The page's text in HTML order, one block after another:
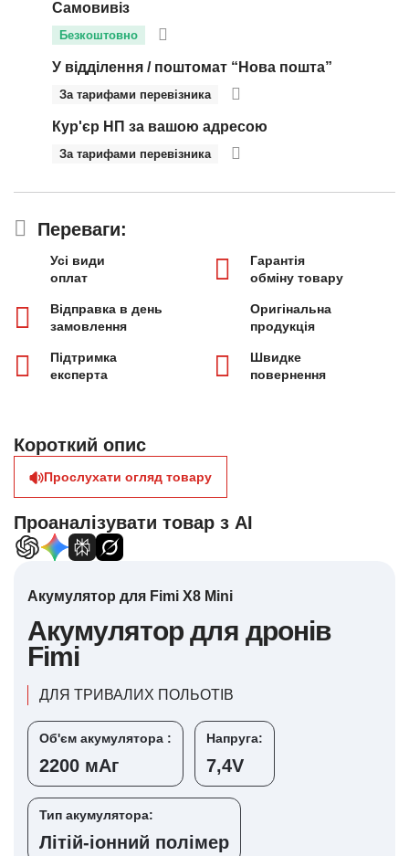
Самовивіз
Безкоштовно
У відділення / поштомат “Нова пошта”
За тарифами перевізника
Кур'єр НП за вашою адресою
За тарифами перевізника
Переваги:
Усі види
оплат
Гарантія
обміну товару
Відправка в день
замовлення
Оригінальна
продукція
Підтримка
експерта
Швидке
повернення
Короткий опис
Прослухати огляд товару
Проаналізувати товар з AI
Акумулятор для Fimi X8 Mini
Акумулятор для дронів
Fimi
ДЛЯ ТРИВАЛИХ ПОЛЬОТІВ
Об'єм акумулятора :
2200 мАг
Напруга:
7,4V
Тип акумулятора:
Літій-іонний полімер